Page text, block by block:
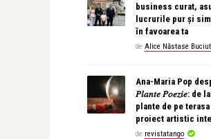
business curat,
lucrurile pur și
în favoarea ta
de Alice Năstase
Ana-Maria Pop
𝑃𝑙𝑎𝑛𝑡𝑒 𝑃𝑜𝑒𝑧𝑖𝑒: de
plante de pe
proiect artistic
de revistatango